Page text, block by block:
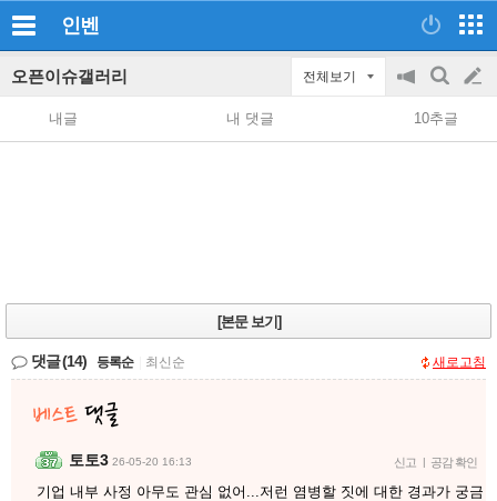
인벤
오픈이슈갤러리 전체보기
공
지
on/off
검
색
글
쓰
내글 내 댓글 10추글
[본문 보기]
댓글(14) 등록순 최신순 새로고침
토토3 26-05-20 16:13 신고 | 공감 확인
기업 내부 사정 아무도 관심 없어...저런 염병할 짓에 대한 경과가 궁금